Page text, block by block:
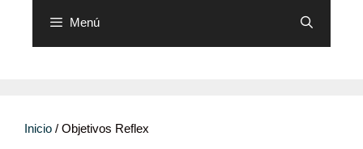
Menú
Inicio / Objetivos Reflex